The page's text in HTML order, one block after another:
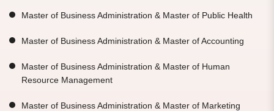
Master of Business Administration & Master of Public Health
Master of Business Administration & Master of Accounting
Master of Business Administration & Master of Human
Resource Management
Master of Business Administration & Master of Marketing